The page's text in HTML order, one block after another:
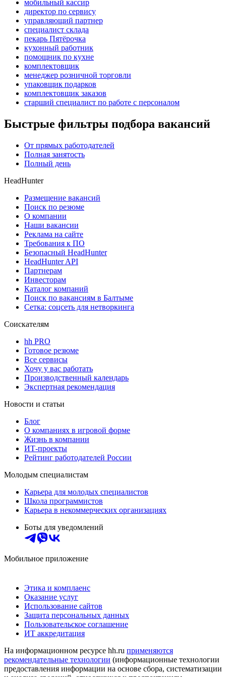
мобильный кассир
директор по сервису
управляющий партнер
специалист склада
пекарь Пятёрочка
кухонный работник
помощник по кухне
комплектовщик
менеджер розничной торговли
упаковщик подарков
комплектовщик заказов
старший специалист по работе с персоналом
Быстрые фильтры подбора вакансий
От прямых работодателей
Полная занятость
Полный день
HeadHunter
Размещение вакансий
Поиск по резюме
О компании
Наши вакансии
Реклама на сайте
Требования к ПО
Безопасный HeadHunter
HeadHunter API
Партнерам
Инвесторам
Каталог компаний
Поиск по вакансиям в Балтыме
Сетка: соцсеть для нетворкинга
Соискателям
hh PRO
Готовое резюме
Все сервисы
Хочу у вас работать
Производственный календарь
Экспертная рекомендация
Новости и статьи
Блог
О компаниях в игровой форме
Жизнь в компании
ИТ-проекты
Рейтинг работодателей России
Молодым специалистам
Карьера для молодых специалистов
Школа программистов
Карьера в некоммерческих организациях
Боты для уведомлений
Мобильное приложение
Этика и комплаенс
Оказание услуг
Использование сайтов
Защита персональных данных
Пользовательское соглашение
ИТ аккредитация
На информационном ресурсе hh.ru применяются
рекомендательные технологии (информационные технологии
предоставления информации на основе сбора, систематизации